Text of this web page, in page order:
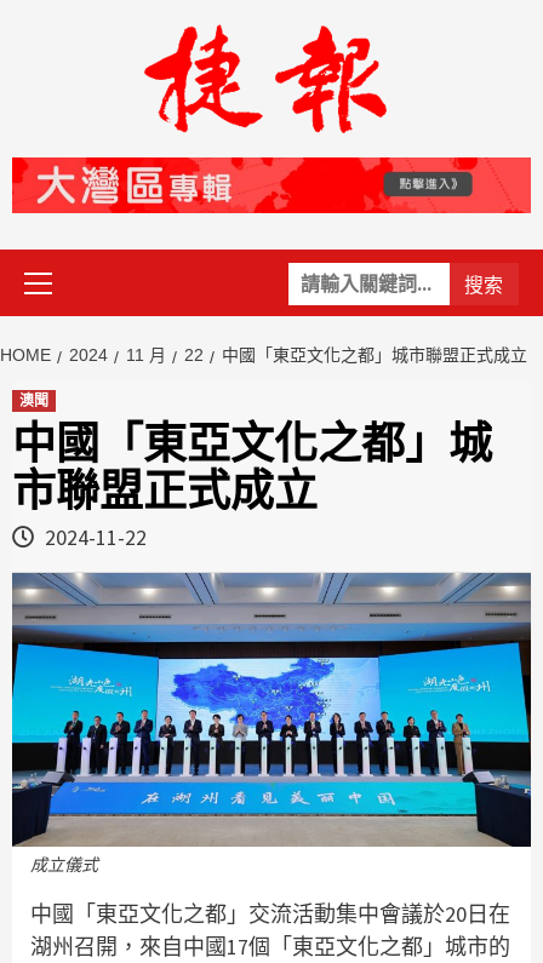
關
鍵
Primary
Menu
HOME 2024 11 月 22 中國「東亞文化之都」城市聯盟正式成立
澳聞
中國「東亞文化之都」城
市聯盟正式成立
2024-11-22
成立儀式
中國「東亞文化之都」交流活動集中會議於20日在
湖州召開，來自中國17個「東亞文化之都」城市的